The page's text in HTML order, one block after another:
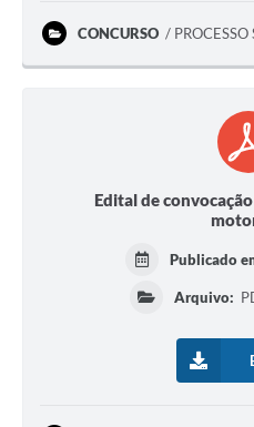
CONCURSO
Edital de
Publicado
Arquivo: